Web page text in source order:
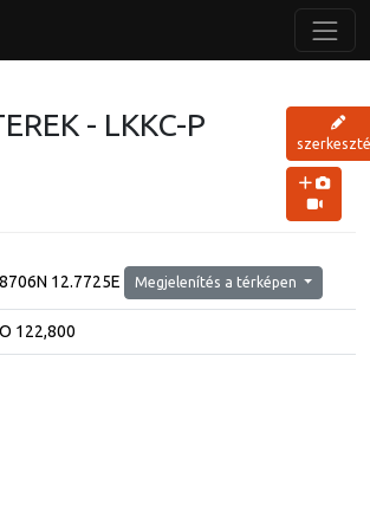
- LKKC-P
12.7725E Megjelenítés a térképen
122,800